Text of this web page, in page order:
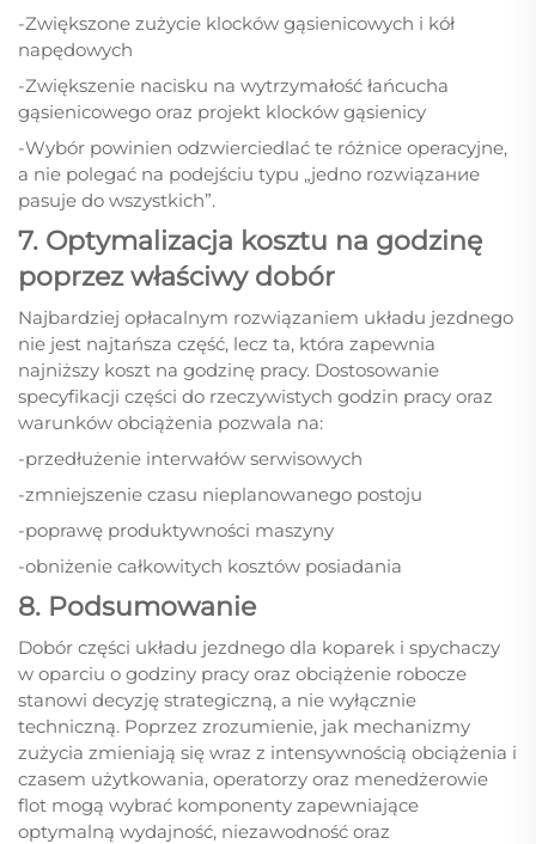
-Zwiększone zużycie klocków gąsienicowych i kół
napędowych
-Zwiększenie nacisku na wytrzymałość łańcucha
gąsienicowego oraz projekt klocków gąsienicy
-Wybór powinien odzwierciedlać te różnice operacyjne,
a nie polegać na podejściu typu „jedno rozwiązaние
pasuje do wszystkich”.
7. Optymalizacja kosztu na godzinę
poprzez właściwy dobór
Najbardziej opłacalnym rozwiązaniem układu jezdnego
nie jest najtańsza część, lecz ta, która zapewnia
najniższy koszt na godzinę pracy. Dostosowanie
specyfikacji części do rzeczywistych godzin pracy oraz
warunków obciążenia pozwala na:
-przedłużenie interwałów serwisowych
-zmniejszenie czasu nieplanowanego postoju
-poprawę produktywności maszyny
-obniżenie całkowitych kosztów posiadania
8. Podsumowanie
Dobór części układu jezdnego dla koparek i spychaczy
w oparciu o godziny pracy oraz obciążenie robocze
stanowi decyzję strategiczną, a nie wyłącznie
techniczną. Poprzez zrozumienie, jak mechanizmy
zużycia zmieniają się wraz z intensywnością obciążenia i
czasem użytkowania, operatorzy oraz menedżerowie
flot mogą wybrać komponenty zapewniające
optymalną wydajność, niezawodność oraz